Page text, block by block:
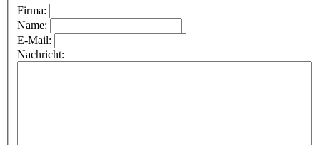
Firma:
Name:
E-Mail:
Nachricht: